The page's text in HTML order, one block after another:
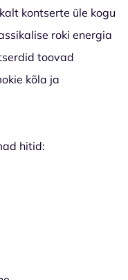
kontserte üle kogu
roki energia
toovad
kõla ja
hitid: